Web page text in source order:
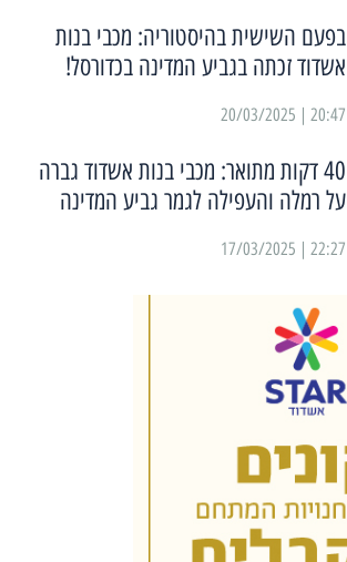
בפעם השישית בהיסטוריה: מכבי בנות
אשדוד זכתה בגביע המדינה בכדורסל!
20:47 | 20/03/2025
40 דקות מתואר: מכבי בנות אשדוד גברה
על רמלה והעפילה לגמר גביע המדינה
22:27 | 17/03/2025